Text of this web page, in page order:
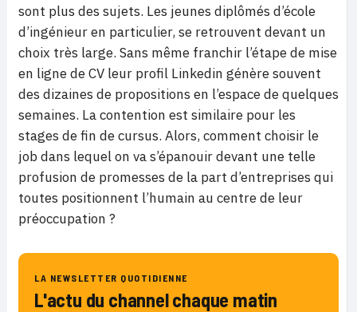
sont plus des sujets. Les jeunes diplômés d’école
d’ingénieur en particulier, se retrouvent devant un
choix très large. Sans même franchir l’étape de mise
en ligne de CV leur profil Linkedin génère souvent
des dizaines de propositions en l’espace de quelques
semaines. La contention est similaire pour les
stages de fin de cursus. Alors, comment choisir le
job dans lequel on va s’épanouir devant une telle
profusion de promesses de la part d’entreprises qui
toutes positionnent l’humain au centre de leur
préoccupation ?
LA NEWSLETTER QUOTIDIENNE
L'actu du channel chaque matin